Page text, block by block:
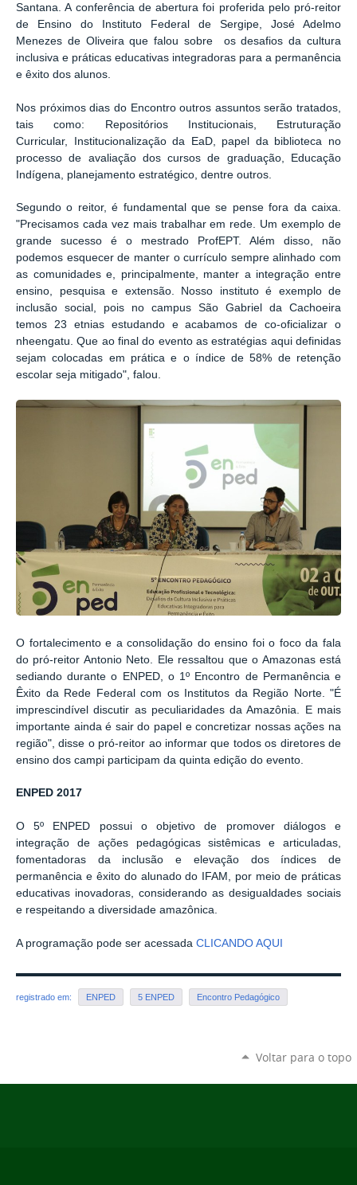
Santana. A conferência de abertura foi proferida pelo pró-reitor
de Ensino do Instituto Federal de Sergipe, José Adelmo
Menezes de Oliveira que falou sobre os desafios da cultura
inclusiva e práticas educativas integradoras para a permanência
e êxito dos alunos.
Nos próximos dias do Encontro outros assuntos serão tratados,
tais como: Repositórios Institucionais, Estruturação
Curricular, Institucionalização da EaD, papel da biblioteca no
processo de avaliação dos cursos de graduação, Educação
Indígena, planejamento estratégico, dentre outros.
Segundo o reitor, é fundamental que se pense fora da caixa.
"Precisamos cada vez mais trabalhar em rede. Um exemplo de
grande sucesso é o mestrado ProfEPT. Além disso, não
podemos esquecer de manter o currículo sempre alinhado com
as comunidades e, principalmente, manter a integração entre
ensino, pesquisa e extensão. Nosso instituto é exemplo de
inclusão social, pois no campus São Gabriel da Cachoeira
temos 23 etnias estudando e acabamos de co-oficializar o
nheengatu. Que ao final do evento as estratégias aqui definidas
sejam colocadas em prática e o índice de 58% de retenção
escolar seja mitigado", falou.
O fortalecimento e a consolidação do ensino foi o foco da fala
do pró-reitor Antonio Neto. Ele ressaltou que o Amazonas está
sediando durante o ENPED, o 1º Encontro de Permanência e
Êxito da Rede Federal com os Institutos da Região Norte. "É
imprescindível discutir as peculiaridades da Amazônia. E mais
importante ainda é sair do papel e concretizar nossas ações na
região", disse o pró-reitor ao informar que todos os diretores de
ensino dos campi participam da quinta edição do evento.
ENPED 2017
O 5º ENPED possui o objetivo de promover diálogos e
integração de ações pedagógicas sistêmicas e articuladas,
fomentadoras da inclusão e elevação dos índices de
permanência e êxito do alunado do IFAM, por meio de práticas
educativas inovadoras, considerando as desigualdades sociais
e respeitando a diversidade amazônica.
A programação pode ser acessada CLICANDO AQUI
registrado em: ENPED 5 ENPED Encontro Pedagógico
Voltar para o topo